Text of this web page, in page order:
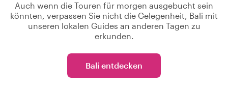
Auch wenn die Touren für morgen ausgebucht sein
könnten, verpassen Sie nicht die Gelegenheit, Bali mit
unseren lokalen Guides an anderen Tagen zu
erkunden.
Bali entdecken